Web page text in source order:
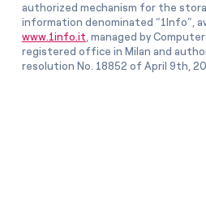
authorized mechanism for the
information denominated “1Info”,
www.1info.it , managed by
registered office in Milan and
resolution No. 18852 of April 9th,